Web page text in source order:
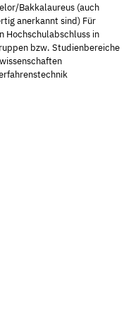
Bakkalaureus (auch
anerkannt sind) Für
Hochschulabschluss in
bzw. Studienbereiche